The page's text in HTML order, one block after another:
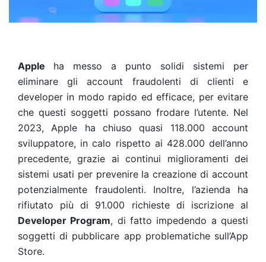
Apple ha messo a punto solidi sistemi per
eliminare gli account fraudolenti di clienti e
developer in modo rapido ed efficace, per evitare
che questi soggetti possano frodare l’utente. Nel
2023, Apple ha chiuso quasi 118.000 account
sviluppatore, in calo rispetto ai 428.000 dell’anno
precedente, grazie ai continui miglioramenti dei
sistemi usati per prevenire la creazione di account
potenzialmente fraudolenti. Inoltre, l’azienda ha
rifiutato più di 91.000 richieste di iscrizione al
Developer Program, di fatto impedendo a questi
soggetti di pubblicare app problematiche sull’App
Store.